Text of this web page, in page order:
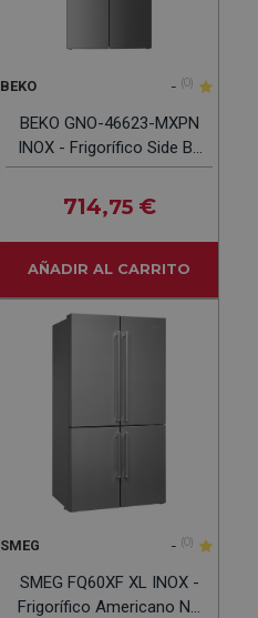
BEKO - (0)
BEKO GNO-46623-MXPN
INOX - Frigorífico Side By
Side No Frost
714,75 €
AÑADIR AL CARRITO
SMEG - (0)
SMEG FQ60XF XL INOX -
Frigorífico Americano No